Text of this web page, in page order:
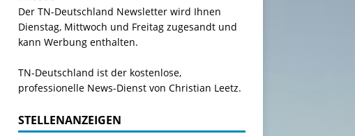
Der TN-Deutschland Newsletter wird Ihnen
Dienstag, Mittwoch und Freitag zugesandt und
kann Werbung enthalten.
TN-Deutschland ist der kostenlose,
professionelle News-Dienst von Christian Leetz.
STELLENANZEIGEN